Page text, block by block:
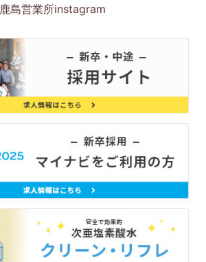
鹿島営業所instagram